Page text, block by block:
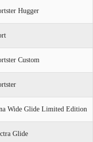
Hugger
Custom
Wide Glide Limited Edition
Glide